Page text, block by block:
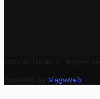
2025 © Trovit. All Rights
Powered By MegaWeb